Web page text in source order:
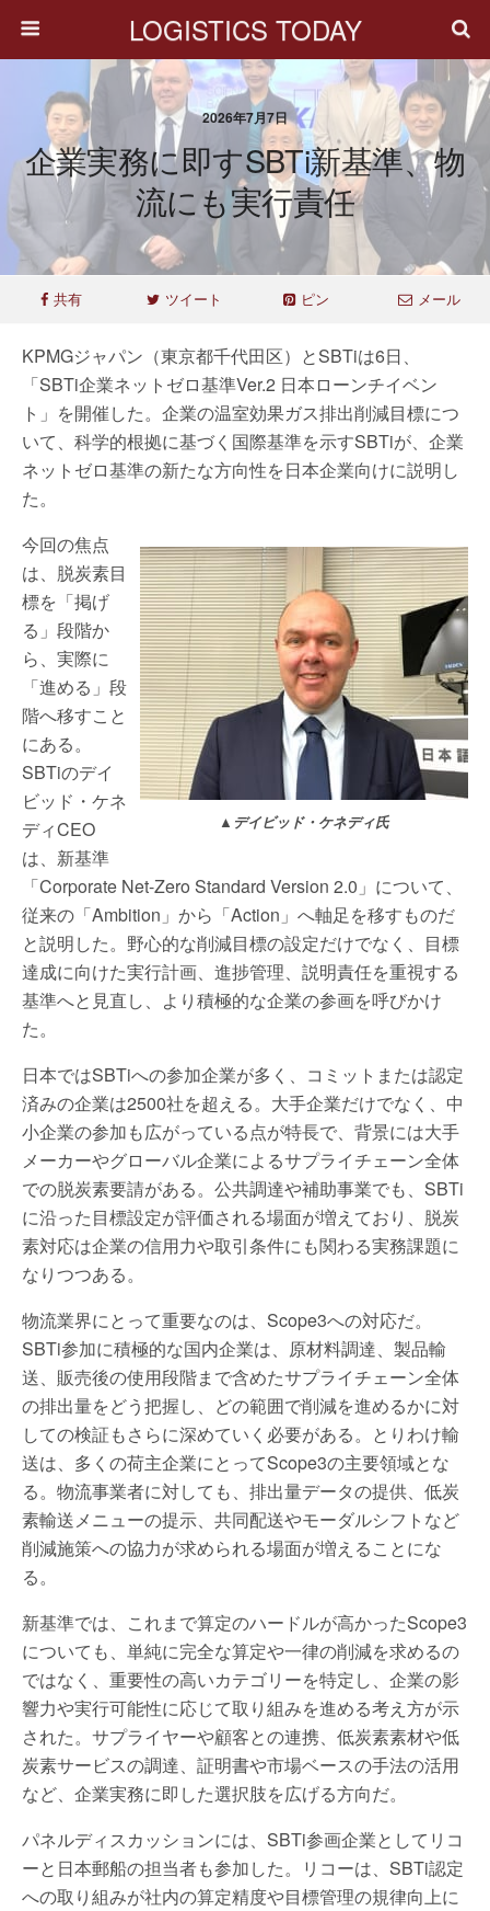
LOGISTICS TODAY
2026年7月7日
企業実務に即すSBTi新基準、物
流にも実行責任
共有 ツイート ピン メール
KPMGジャパン（東京都千代田区）とSBTiは6日、
「SBTi企業ネットゼロ基準Ver.2 日本ローンチイベン
ト」を開催した。企業の温室効果ガス排出削減目標につ
いて、科学的根拠に基づく国際基準を示すSBTiが、企業
ネットゼロ基準の新たな方向性を日本企業向けに説明し
た。
▲デイビッド・ケネディ氏
今回の焦点
は、脱炭素目
標を「掲げ
る」段階か
ら、実際に
「進める」段
階へ移すこと
にある。
SBTiのデイ
ビッド・ケネ
ディCEO
は、新基準
「Corporate Net-Zero Standard Version 2.0」について、
従来の「Ambition」から「Action」へ軸足を移すものだ
と説明した。野心的な削減目標の設定だけでなく、目標
達成に向けた実行計画、進捗管理、説明責任を重視する
基準へと見直し、より積極的な企業の参画を呼びかけ
た。
日本ではSBTiへの参加企業が多く、コミットまたは認定
済みの企業は2500社を超える。大手企業だけでなく、中
小企業の参加も広がっている点が特長で、背景には大手
メーカーやグローバル企業によるサプライチェーン全体
での脱炭素要請がある。公共調達や補助事業でも、SBTi
に沿った目標設定が評価される場面が増えており、脱炭
素対応は企業の信用力や取引条件にも関わる実務課題に
なりつつある。
物流業界にとって重要なのは、Scope3への対応だ。
SBTi参加に積極的な国内企業は、原材料調達、製品輸
送、販売後の使用段階まで含めたサプライチェーン全体
の排出量をどう把握し、どの範囲で削減を進めるかに対
しての検証もさらに深めていく必要がある。とりわけ輸
送は、多くの荷主企業にとってScope3の主要領域とな
る。物流事業者に対しても、排出量データの提供、低炭
素輸送メニューの提示、共同配送やモーダルシフトなど
削減施策への協力が求められる場面が増えることにな
る。
新基準では、これまで算定のハードルが高かったScope3
についても、単純に完全な算定や一律の削減を求めるの
ではなく、重要性の高いカテゴリーを特定し、企業の影
響力や実行可能性に応じて取り組みを進める考え方が示
された。サプライヤーや顧客との連携、低炭素素材や低
炭素サービスの調達、証明書や市場ベースの手法の活用
など、企業実務に即した選択肢を広げる方向だ。
パネルディスカッションには、SBTi参画企業としてリコ
ーと日本郵船の担当者も参加した。リコーは、SBTi認定
への取り組みが社内の算定精度や目標管理の規律向上に